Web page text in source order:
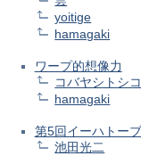
yoitige
hamagaki
ワープ的想像力
コバヤシトシコ
hamagaki
第5回イーハトー
池田光二